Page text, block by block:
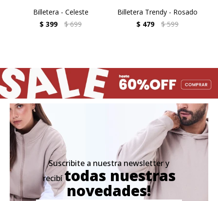
Billetera - Celeste
$ 399 $ 699
Billetera Trendy - Rosado
$ 479 $ 599
Suscribite a nuestra newsletter y
recibítodas nuestras
novedades!